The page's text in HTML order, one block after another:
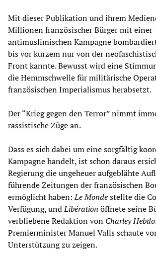
Mit dieser Publikation und ihrem
Millionen französischer Bürger mit einer
antimuslimischen Kampagne
bis vor kurzem nur von der
Front kannte. Bewusst wird eine
die Hemmschwelle für militärische
französischen Imperialismus herabsetzt.
Der “Krieg gegen den Terror” nimmt
rassistische Züge an.
Dass es sich dabei um eine sorgfältig
Kampagne handelt, ist schon daraus
Regierung die ungeheuer aufgeblähte
führende Zeitungen der französischen
ermöglicht haben:Le Mondestellte die
Verfügung, undLibération öffnete seine
verbliebene Redaktion von Charley Hebdo.
Premierminister Manuel Valls schaute
Unterstützung zu zeigen.